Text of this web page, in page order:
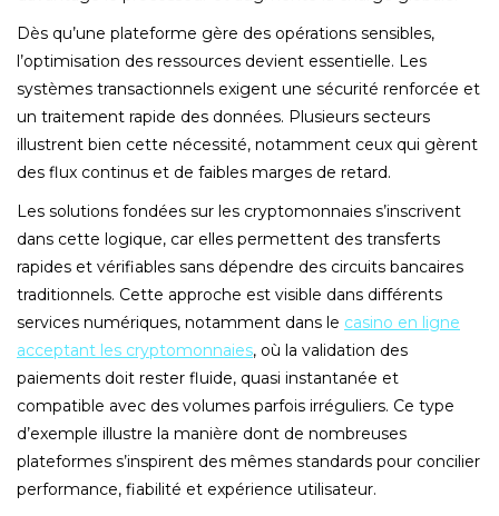
Dès qu’une plateforme gère des opérations sensibles,
l’optimisation des ressources devient essentielle. Les
systèmes transactionnels exigent une sécurité renforcée et
un traitement rapide des données. Plusieurs secteurs
illustrent bien cette nécessité, notamment ceux qui gèrent
des flux continus et de faibles marges de retard.
Les solutions fondées sur les cryptomonnaies s’inscrivent
dans cette logique, car elles permettent des transferts
rapides et vérifiables sans dépendre des circuits bancaires
traditionnels. Cette approche est visible dans différents
services numériques, notamment dans le casino en ligne
acceptant les cryptomonnaies, où la validation des
paiements doit rester fluide, quasi instantanée et
compatible avec des volumes parfois irréguliers. Ce type
d’exemple illustre la manière dont de nombreuses
plateformes s’inspirent des mêmes standards pour concilier
performance, fiabilité et expérience utilisateur.